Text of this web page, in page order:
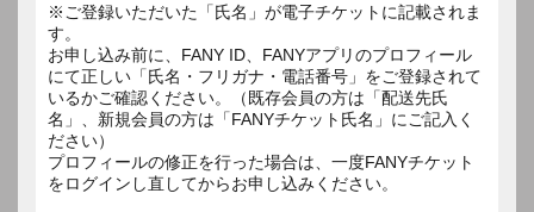
※ご登録いただいた「氏名」が電子チケットに記載されま
す。
お申し込み前に、FANY ID、FANYアプリのプロフィール
にて正しい「氏名・フリガナ・電話番号」をご登録されて
いるかご確認ください。（既存会員の方は「配送先氏
名」、新規会員の方は「FANYチケット氏名」にご記入く
ださい）
プロフィールの修正を行った場合は、一度FANYチケット
をログインし直してからお申し込みください。